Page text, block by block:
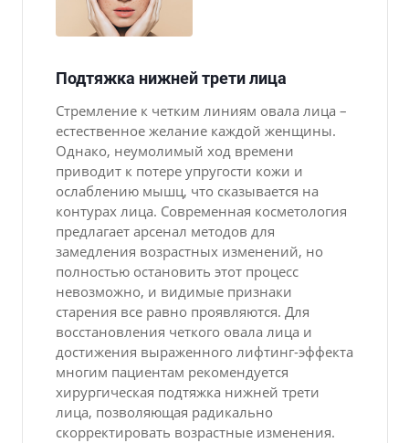
Подтяжка нижней трети лица
Стремление к четким линиям овала лица –
естественное желание каждой женщины.
Однако, неумолимый ход времени
приводит к потере упругости кожи и
ослаблению мышц, что сказывается на
контурах лица. Современная косметология
предлагает арсенал методов для
замедления возрастных изменений, но
полностью остановить этот процесс
невозможно, и видимые признаки
старения все равно проявляются. Для
восстановления четкого овала лица и
достижения выраженного лифтинг-эффекта
многим пациентам рекомендуется
хирургическая подтяжка нижней трети
лица, позволяющая радикально
скорректировать возрастные изменения.